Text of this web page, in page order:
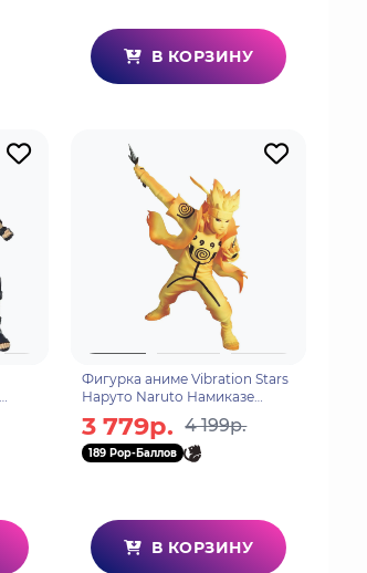
В КОРЗИНУ
Фигурка аниме Vibration Stars
Наруто Naruto Намиказе
14см 85550
3 779р. 4 199р.
189 Pop-Баллов
В КОРЗИНУ